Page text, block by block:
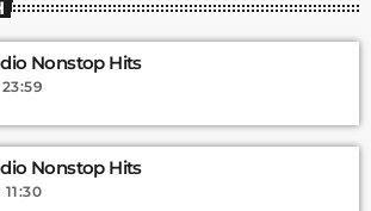
Nonstop Hits
Nonstop Hits